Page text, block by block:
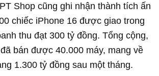
Shop cũng ghi nhận thành tích ấn
chiếc iPhone 16 được giao trong
thu đạt 300 tỷ đồng. Tổng cộng,
bán được 40.000 máy, mang về
1.300 tỷ đồng sau một tháng.